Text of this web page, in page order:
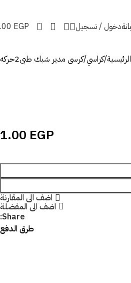
دخول / تسجيل 0
EGP
الرئيسية كراسي كرسى مدير شبك طبى2حركه
1.00 EGP
اضف الى المقارنة
اضف الى المفضلة
Share:
طرق الدفع